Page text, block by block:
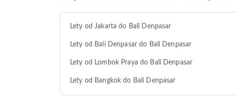
Lety od Jakarta do Bali Denpasar
Lety od Bali Denpasar do Bali Denpasar
Lety od Lombok Praya do Bali Denpasar
Lety od Bangkok do Bali Denpasar